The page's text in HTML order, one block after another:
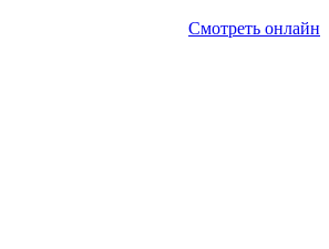
Смотреть онлайн